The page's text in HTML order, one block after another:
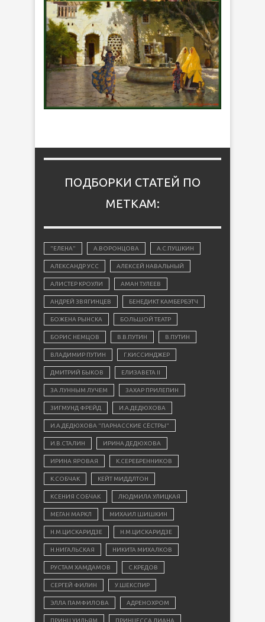
ПОДБОРКИ СТАТЕЙ ПО
МЕТКАМ:
"ЕЛЕНА" А.ВОРОНЦОВА А.С.ПУШКИН
АЛЕКСАНДР УСС АЛЕКСЕЙ НАВАЛЬНЫЙ
АЛИСТЕР КРОУЛИ АМАН ТУЛЕЕВ
АНДРЕЙ ЗВЯГИНЦЕВ БЕНЕДИКТ КАМБЕРБЭТЧ
БОЖЕНА РЫНСКА БОЛЬШОЙ ТЕАТР
БОРИС НЕМЦОВ В.В.ПУТИН В.ПУТИН
ВЛАДИМИР ПУТИН Г.КИССИНДЖЕР
ДМИТРИЙ БЫКОВ ЕЛИЗАВЕТА II
ЗА ЛУННЫМ ЛУЧЕМ ЗАХАР ПРИЛЕПИН
ЗИГМУНД ФРЕЙД И.А.ДЕДЮХОВА
И.А.ДЕДЮХОВА "ПАРНАССКИЕ СЁСТРЫ"
И.В.СТАЛИН ИРИНА ДЕДЮХОВА
ИРИНА ЯРОВАЯ К.СЕРЕБРЕННИКОВ
К.СОБЧАК КЕЙТ МИДДЛТОН
КСЕНИЯ СОБЧАК ЛЮДМИЛА УЛИЦКАЯ
МЕГАН МАРКЛ МИХАИЛ ШИШКИН
Н.М.ЦИСКАРИДЗЕ Н.М.ЦИСКАРИДЗЕ
Н.НИГАЛЬСКАЯ НИКИТА МИХАЛКОВ
РУСТАМ ХАМДАМОВ С.КРЕДОВ
СЕРГЕЙ ФИЛИН У.ШЕКСПИР
ЭЛЛА ПАМФИЛОВА АДРЕНОХРОМ
ПРИНЦ УИЛЬЯМ ПРИНЦЕССА ДИАНА